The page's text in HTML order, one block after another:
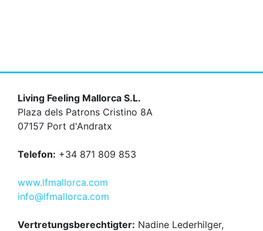
Living Feeling Mallorca S.L.
Plaza dels Patrons Cristino 8A
07157 Port d'Andratx
Telefon: +34 871 809 853
www.lfmallorca.com
info@lfmallorca.com
Vertretungsberechtigter: Nadine Lederhilger,